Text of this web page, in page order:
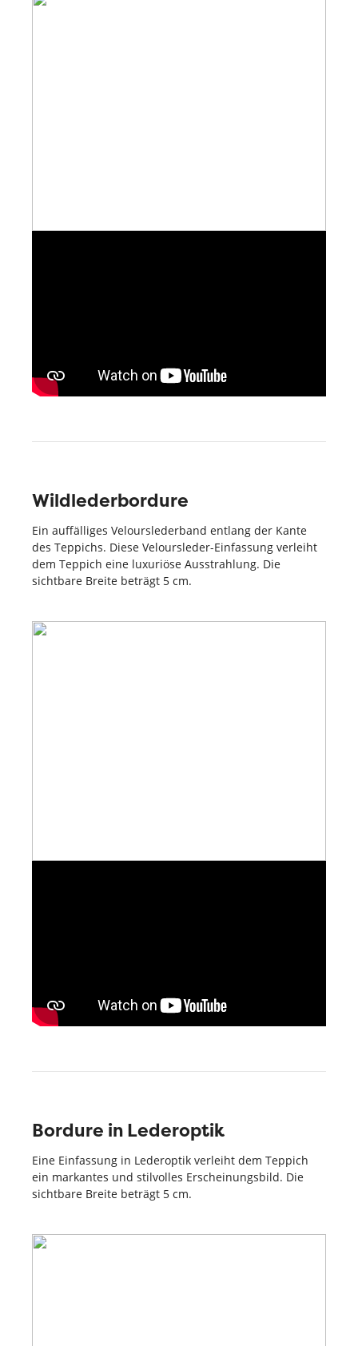
Wildlederbordure
Ein auffälliges Velourslederband entlang der Kante
des Teppichs. Diese Veloursleder-Einfassung verleiht
dem Teppich eine luxuriöse Ausstrahlung. Die
sichtbare Breite beträgt 5 cm.
Bordure in Lederoptik
Eine Einfassung in Lederoptik verleiht dem Teppich
ein markantes und stilvolles Erscheinungsbild. Die
sichtbare Breite beträgt 5 cm.